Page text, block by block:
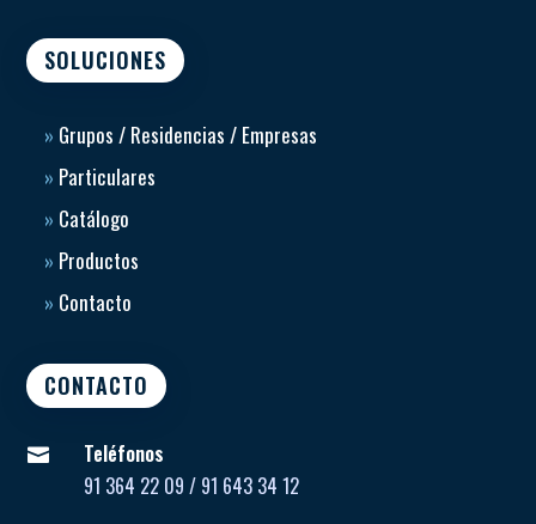
SOLUCIONES
» Grupos / Residencias / Empresas
» Particulares
» Catálogo
» Productos
» Contacto
CONTACTO

Teléfonos
91 364 22 09 / 91 643 34 12